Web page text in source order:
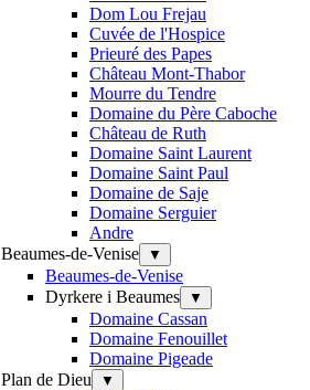
Dom Lou Frejau
Cuvée de l'Hospice
Prieuré des Papes
Château Mont-Thabor
Mourre du Tendre
Domaine du Père Caboche
Château de Ruth
Domaine Saint Laurent
Domaine Saint Paul
Domaine de Saje
Domaine Serguier
Andre
Beaumes-de-Venise
▼
Beaumes-de-Venise
Dyrkere i Beaumes
▼
Domaine Cassan
Domaine Fenouillet
Domaine Pigeade
Plan de Dieu
▼